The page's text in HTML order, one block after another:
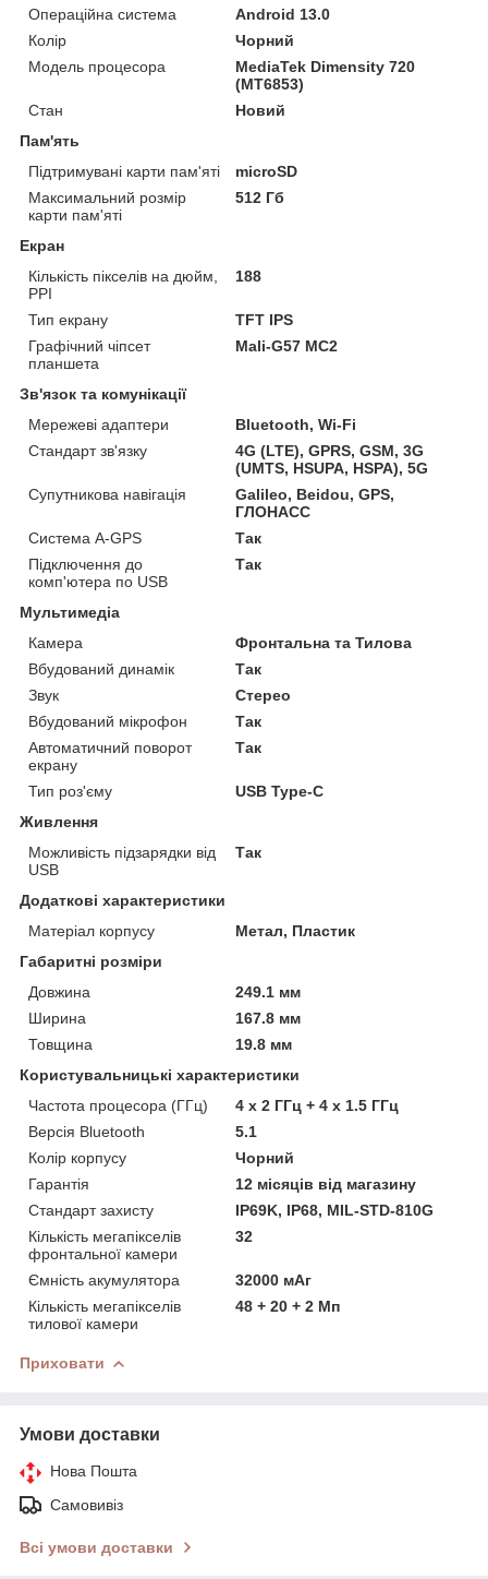
Операційна система
Android 13.0
Колір
Чорний
Модель процесора
MediaTek Dimensity 720
(MT6853)
Стан
Новий
Пам'ять
Підтримувані карти пам'яті
microSD
Максимальний розмір
карти пам'яті
512 Гб
Екран
Кількість пікселів на дюйм,
PPI
188
Тип екрану
TFT IPS
Графічний чіпсет
планшета
Mali-G57 MC2
Зв'язок та комунікації
Мережеві адаптери
Bluetooth, Wi-Fi
Стандарт зв'язку
4G (LTE), GPRS, GSM, 3G
(UMTS, HSUPA, HSPA), 5G
Супутникова навігація
Galileo, Beidou, GPS,
ГЛОНАСС
Система A-GPS
Так
Підключення до
комп'ютера по USB
Так
Мультимедіа
Камера
Фронтальна та Тилова
Вбудований динамік
Так
Звук
Стерео
Вбудований мікрофон
Так
Автоматичний поворот
екрану
Так
Тип роз'єму
USB Type-C
Живлення
Можливість підзарядки від
USB
Так
Додаткові характеристики
Матеріал корпусу
Метал, Пластик
Габаритні розміри
Довжина
249.1 мм
Ширина
167.8 мм
Товщина
19.8 мм
Користувальницькі характеристики
Частота процесора (ГГц)
4 x 2 ГГц + 4 x 1.5 ГГц
Версія Bluetooth
5.1
Колір корпусу
Чорний
Гарантія
12 місяців від магазину
Стандарт захисту
IP69K, IP68, MIL-STD-810G
Кількість мегaпікселів
фронтальної камери
32
Ємність акумулятора
32000 мАг
Кількість мегaпікселів
тилової камери
48 + 20 + 2 Мп
Приховати
Умови доставки
Нова Пошта
Самовивіз
Всі умови доставки